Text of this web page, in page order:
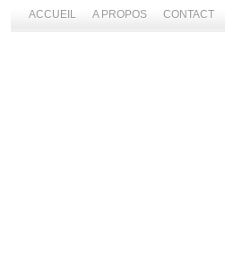
ACCUEIL A PROPOS CONTACT